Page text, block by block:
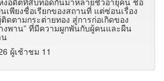
เพียงชื่อเรียกของสถานที่ แต่ซ่อนเรื่อง
ดตามกระต่ายทอง สู่การก่อเกิดของ
งพาน” ที่มีความผูกพันกับผู้คนและผืน
น
ผู้เช้าชม 11